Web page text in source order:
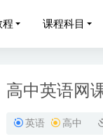
程 课程科目
高中英语网
英语 高中